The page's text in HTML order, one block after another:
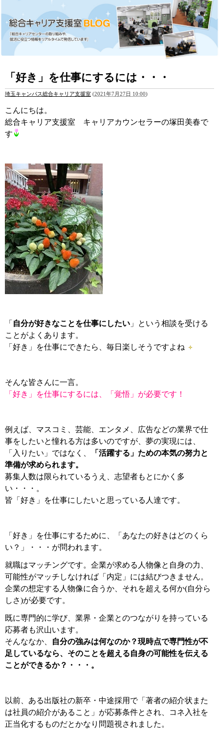
「好き」を仕事にするには・・・
埼玉キャンパス総合キャリア支援室 (2021年7月27日 10:00)
こんにちは。
総合キャリア支援室 キャリアカウンセラーの塚田美春で
す
「 自分が好きなことを仕事にしたい 」という相談を受ける
ことがよくあります。
「好き」を仕事にできたら、毎日楽しそうですよね
そんな皆さんに一言。
「好き」を仕事にするには、「覚悟」が必要です！
例えば、マスコミ、芸能、エンタメ、広告などの業界で仕
事をしたいと憧れる方は多いのですが、夢の実現には、
「入りたい」ではなく、
「活躍する」ための本気の努力と
準備が求められます。
募集人数は限られているうえ、志望者もとにかく多
い・・・。
皆「好き」を仕事にしたいと思っている人達です。
「好き」を仕事にするために、「あなたの好きはどのくら
い？」・・・が問われます。
就職はマッチングです。企業が求める人物像と自身の力、
可能性がマッチしなければ「内定」には結びつきません。
企業の想定する人物像に合うか、それを超える何か(自分ら
しさ)が必要です。
既に専門的に学び、業界・企業とのつながりを持っている
応募者も沢山います。
そんななか、
自分の強みは何なのか？現時点で専門性が不
足しているなら、そのことを超える自身の可能性を伝える
ことができるか？・・・。
以前、ある出版社の新卒・中途採用で「著者の紹介状また
は社員の紹介があること」が応募条件とされ、コネ入社を
正当化するものだとかなり問題視されました。